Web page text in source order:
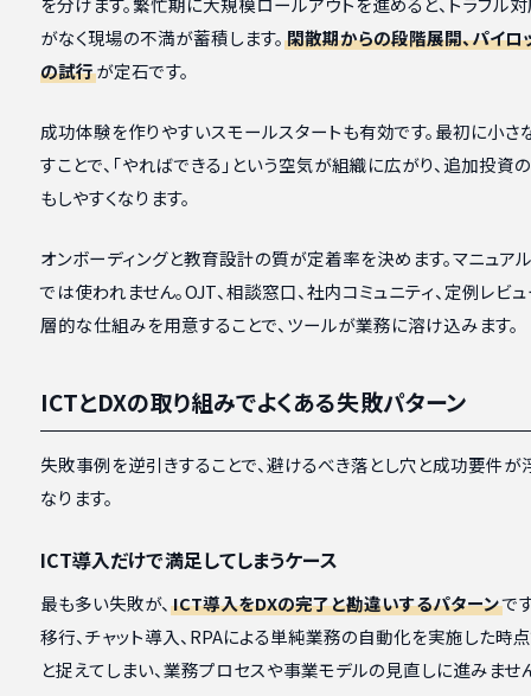
がなく現場の不満が蓄積します。 閑散期からの段階展開、パイロ
の試行が定石です。
成功体験を作りやすいスモールスタートも有効です。最初に小さ
すことで、「やればできる」という空気が組織に広がり、追加投資
もしやすくなります。
オンボーディングと教育設計の質が定着率を決めます。マニュア
では使われません。OJT、相談窓口、社内コミュニティ、定例レビ
層的な仕組みを用意することで、ツールが業務に溶け込みます。
ICTとDXの取り組みでよくある失敗パターン
失敗事例を逆引きすることで、避けるべき落とし穴と成功要件が
なります。
ICT導入だけで満足してしまうケース
最も多い失敗が、 ICT導入をDXの完了と勘違いするパターンで
移行、チャット導入、RPAによる単純業務の自動化を実施した時
と捉えてしまい、業務プロセスや事業モデルの見直しに進みませ